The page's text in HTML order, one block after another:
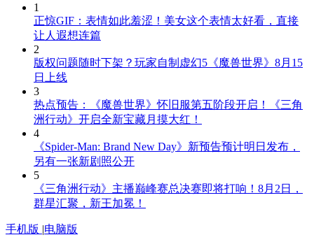
1
正惊GIF：表情如此羞涩！美女这个表情太好看，直接
让人遐想连篇
2
版权问题随时下架？玩家自制虚幻5《魔兽世界》8月15
日上线
3
热点预告：《魔兽世界》怀旧服第五阶段开启！《三角
洲行动》开启全新宝藏月摸大红！
4
《Spider-Man: Brand New Day》新预告预计明日发布，
另有一张新剧照公开
5
《三角洲行动》主播巅峰赛总决赛即将打响！8月2日，
群星汇聚，新王加冕！
手机版 |电脑版